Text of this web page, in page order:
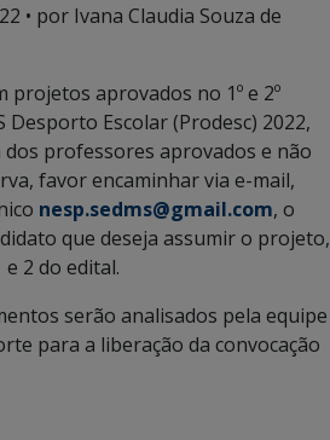
• por Ivana Claudia Souza de
projetos aprovados no 1º e 2º
Escolar (Prodesc) 2022,
professores aprovados e não
favor encaminhar via e-mail,
nesp.sedms@gmail.com, o
que deseja assumir o projeto,
2 do edital.
serão analisados pela equipe
para a liberação da convocação